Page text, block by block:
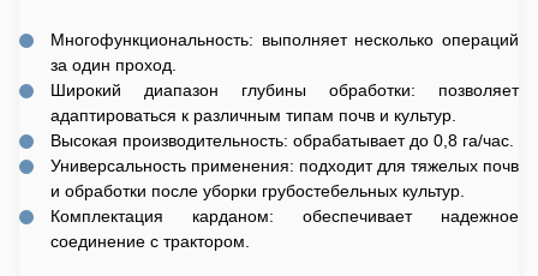
Многофункциональность: выполняет несколько операций
за один проход.
Широкий диапазон глубины обработки: позволяет
адаптироваться к различным типам почв и культур.
Высокая производительность: обрабатывает до 0,8 га/час.
Универсальность применения: подходит для тяжелых почв
и обработки после уборки грубостебельных культур.
Комплектация карданом: обеспечивает надежное
соединение с трактором.